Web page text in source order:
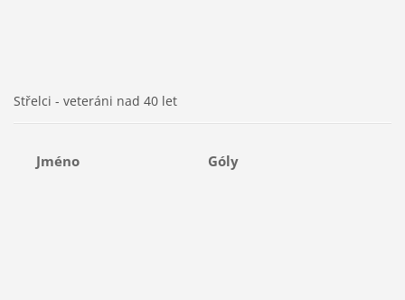
Střelci - veteráni nad 40 let
Jméno Góly